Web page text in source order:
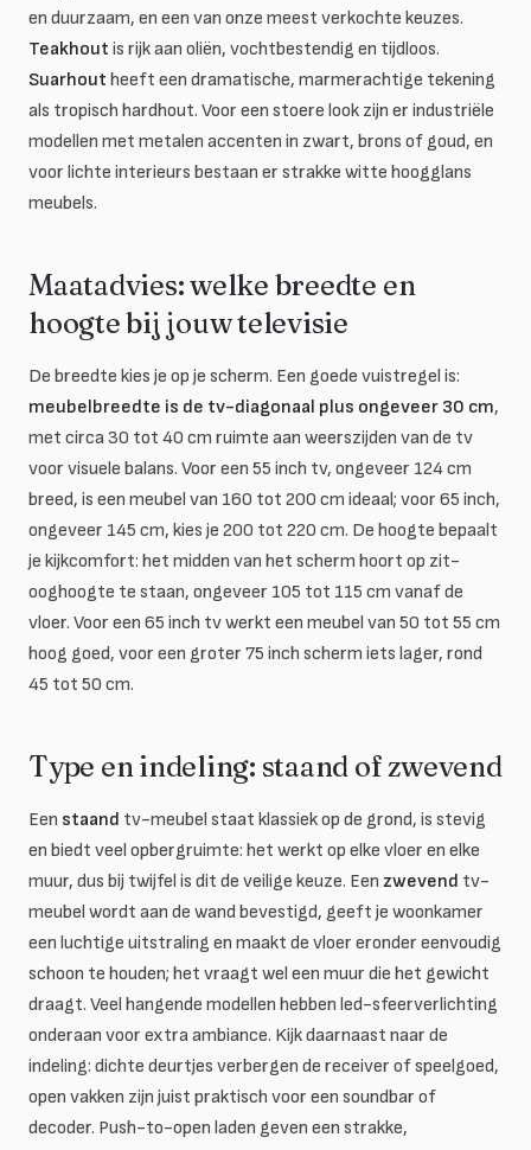
en duurzaam, en een van onze meest verkochte keuzes.
Teakhout is rijk aan oliën, vochtbestendig en tijdloos.
Suarhout heeft een dramatische, marmerachtige tekening
als tropisch hardhout. Voor een stoere look zijn er industriële
modellen met metalen accenten in zwart, brons of goud, en
voor lichte interieurs bestaan er strakke witte hoogglans
meubels.
Maatadvies: welke breedte en
hoogte bij jouw televisie
De breedte kies je op je scherm. Een goede vuistregel is:
meubelbreedte is de tv-diagonaal plus ongeveer 30 cm,
met circa 30 tot 40 cm ruimte aan weerszijden van de tv
voor visuele balans. Voor een 55 inch tv, ongeveer 124 cm
breed, is een meubel van 160 tot 200 cm ideaal; voor 65 inch,
ongeveer 145 cm, kies je 200 tot 220 cm. De hoogte bepaalt
je kijkcomfort: het midden van het scherm hoort op zit-
ooghoogte te staan, ongeveer 105 tot 115 cm vanaf de
vloer. Voor een 65 inch tv werkt een meubel van 50 tot 55 cm
hoog goed, voor een groter 75 inch scherm iets lager, rond
45 tot 50 cm.
Type en indeling: staand of zwevend
Een staand tv-meubel staat klassiek op de grond, is stevig
en biedt veel opbergruimte: het werkt op elke vloer en elke
muur, dus bij twijfel is dit de veilige keuze. Een zwevend tv-
meubel wordt aan de wand bevestigd, geeft je woonkamer
een luchtige uitstraling en maakt de vloer eronder eenvoudig
schoon te houden; het vraagt wel een muur die het gewicht
draagt. Veel hangende modellen hebben led-sfeerverlichting
onderaan voor extra ambiance. Kijk daarnaast naar de
indeling: dichte deurtjes verbergen de receiver of speelgoed,
open vakken zijn juist praktisch voor een soundbar of
decoder. Push-to-open laden geven een strakke,